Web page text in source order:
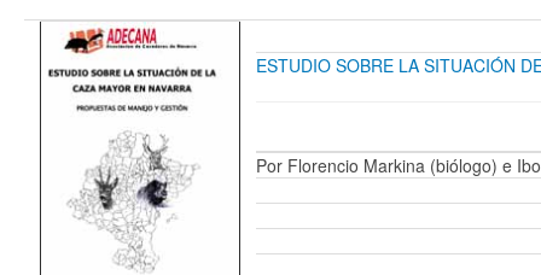
ESTUDIO SOBRE LA SITUACIÓN
Por Florencio Markina (biólogo) e